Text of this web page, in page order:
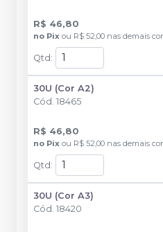
R$ 46,80
no Pix ou R$ 52,00 nas demais
Qtd :
30U (Cor A2)
Cód. 18465
R$ 46,80
no Pix ou R$ 52,00 nas demais
Qtd :
30U (Cor A3)
Cód. 18420